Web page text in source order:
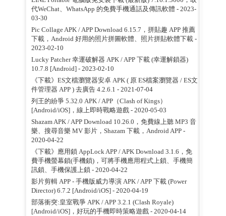
代WeChat、WhatsApp 的免費手機通話及傳訊軟體 - 2023-
03-30
Pic Collage APK / APP Download 6.15.7，拼貼趣 APP 推薦
下載，Android 好用的照片拼圖軟體、照片拼貼軟體下載-
2023-02-10
Lucky Patcher 幸運破解器 APK / APP 下載 (幸運解鎖器)
10.7.8 [Android] - 2023-02-10
《下載》ES文檔瀏覽器安卓 APK ( 原 ES檔案瀏覽器 / ES文
件管理器 APP ) 去廣告 4.2.6.1 - 2021-07-04
列王的紛爭 5.32.0 APK / APP（Clash of Kings）
[Android/iOS]，線上即時戰略遊戲- 2020-05-03
Shazam APK / APP Download 10.26.0，免費線上聽 MP3 音
樂、搜尋音樂 MV 影片，Shazam 下載，Android APP-
2020-04-22
《下載》應用鎖 AppLock APP / APK Download 3.1.6，免
費手機螢幕鎖(手機鎖)，可將手機應用程式上鎖、手機簡
訊鎖、手機保護上鎖 - 2020-04-22
影片剪輯 APP - 手機版威力導演 APK / APP 下載 (Power
Director) 6.7.2 [Android/iOS]- 2020-04-19
部落衝突:皇室戰爭 APK / APP 3.2.1 (Clash Royale)
[Android/iOS]，好玩的手機即時策略遊戲- 2020-04-14